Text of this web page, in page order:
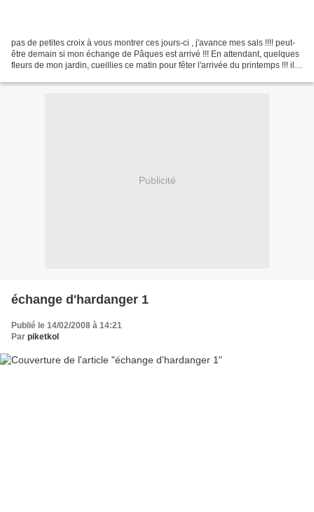
pas de petites croix à vous montrer ces jours-ci , j'avance mes sals !!!! peut-
être demain si mon échange de Pâques est arrivé !!! En attendant, quelques
fleurs de mon jardin, cueillies ce matin pour fêter l'arrivée du printemps !!! il
Publicité
échange d'hardanger 1
Publié le 14/02/2008 à 14:21
Par piketkol